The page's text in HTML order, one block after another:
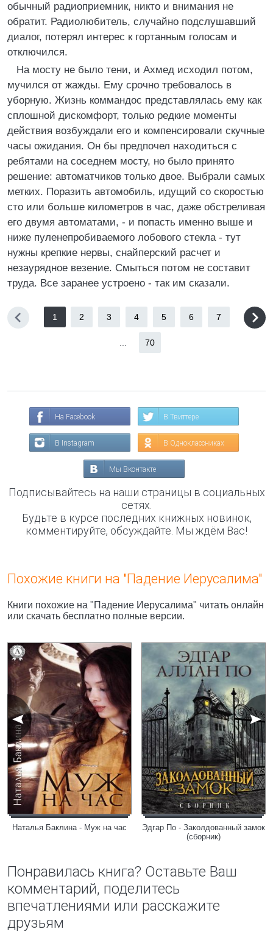
обычный радиоприемник, никто и внимания не
обратит. Радиолюбитель, случайно подслушавший
диалог, потерял интерес к гортанным голосам и
отключился.
На мосту не было тени, и Ахмед исходил потом,
мучился от жажды. Ему срочно требовалось в
уборную. Жизнь коммандос представлялась ему как
сплошной дискомфорт, только редкие моменты
действия возбуждали его и компенсировали скучные
часы ожидания. Он бы предпочел находиться с
ребятами на соседнем мосту, но было принято
решение: автоматчиков только двое. Выбрали самых
метких. Поразить автомобиль, идущий со скоростью
сто или больше километров в час, даже обстреливая
его двумя автоматами, - и попасть именно выше и
ниже пуленепробиваемого лобового стекла - тут
нужны крепкие нервы, снайперский расчет и
незаурядное везение. Смыться потом не составит
труда. Все заранее устроено - так им сказали.
1 2 3 4 5 6 7
70
На Facebook В Твиттере
В Instagram В Одноклассниках
Мы Вконтакте
Подписывайтесь на наши страницы в социальных
сетях.
Будьте в курсе последних книжных новинок,
комментируйте, обсуждайте. Мы ждём Вас!
Похожие книги на "Падение Иерусалима"
Книги похожие на "Падение Иерусалима" читать онлайн
или скачать бесплатно полные версии.
Наталья Баклина - Муж на час
Эдгар По - Заколдованный замок
(сборник)
Понравилась книга? Оставьте Ваш
комментарий, поделитесь
впечатлениями или расскажите
друзьям